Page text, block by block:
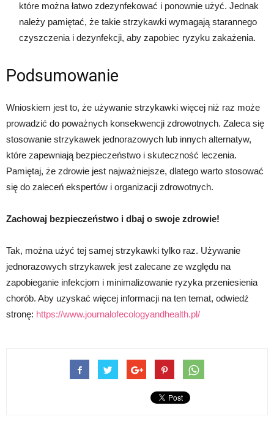
które można łatwo zdezynfekować i ponownie użyć. Jednak
należy pamiętać, że takie strzykawki wymagają starannego
czyszczenia i dezynfekcji, aby zapobiec ryzyku zakażenia.
Podsumowanie
Wnioskiem jest to, że używanie strzykawki więcej niż raz może
prowadzić do poważnych konsekwencji zdrowotnych. Zaleca się
stosowanie strzykawek jednorazowych lub innych alternatyw,
które zapewniają bezpieczeństwo i skuteczność leczenia.
Pamiętaj, że zdrowie jest najważniejsze, dlatego warto stosować
się do zaleceń ekspertów i organizacji zdrowotnych.
Zachowaj bezpieczeństwo i dbaj o swoje zdrowie!
Tak, można użyć tej samej strzykawki tylko raz. Używanie
jednorazowych strzykawek jest zalecane ze względu na
zapobieganie infekcjom i minimalizowanie ryzyka przeniesienia
chorób. Aby uzyskać więcej informacji na ten temat, odwiedź
stronę: https://www.journalofecologyandhealth.pl/